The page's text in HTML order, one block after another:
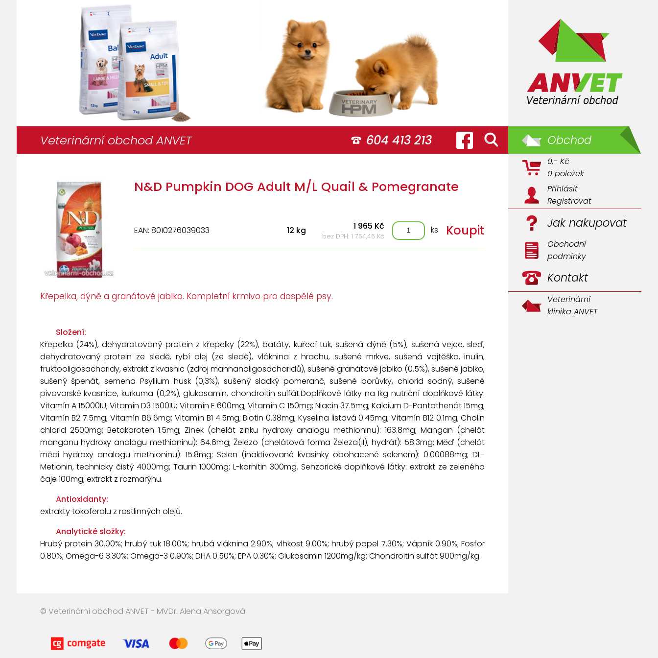
Veterinární obchod ANVET 604 413 213 Obchod
0,- Kč
0 položek
Přihlásit
Registrovat
Jak nakupovat
Obchodní
podmínky
Kontakt
Veterinární
klinika ANVET
N&D Pumpkin DOG Adult M/L Quail & Pomegranate
EAN: 8010276039033 12 kg 1 965 Kč
bez DPH: 1 754,46 Kč
ks Koupit
Křepelka, dýně a granátové jablko. Kompletní krmivo pro dospělé psy.
Složení:
Křepelka (24%), dehydratovaný protein z křepelky (22%), batáty, kuřecí tuk, sušená dýně (5%), sušená vejce, sleď,
dehydratovaný protein ze sledě, rybí olej (ze sledě), vláknina z hrachu, sušené mrkve, sušená vojtěška, inulin,
fruktooligosacharidy, extrakt z kvasnic (zdroj mannanoligosacharidů), sušené granátové jablko (0.5%), sušené jablko,
sušený špenát, semena Psyllium husk (0,3%), sušený sladký pomeranč, sušené borůvky, chlorid sodný, sušené
pivovarské kvasnice, kurkuma (0,2%), glukosamin, chondroitin sulfát.Doplňkové látky na 1kg nutriční doplňkové látky:
Vitamín A 15000IU; Vitamín D3 1500IU; Vitamín E 600mg; Vitamín C 150mg; Niacin 37.5mg; Kalcium D-Pantothenát 15mg;
Vitamín B2 7.5mg; Vitamín B6 6mg; Vitamín B1 4.5mg; Biotin 0.38mg; Kyselina listová 0.45mg; Vitamín B12 0.1mg; Cholin
chlorid 2500mg; Betakaroten 1.5mg; Zinek (chelát zinku hydroxy analogu methioninu): 163.8mg; Mangan (chelát
manganu hydroxy analogu methioninu): 64.6mg; Železo (chelátová forma Železa(II), hydrát): 58.3mg; Měď (chelát
mědi hydroxy analogu methioninu): 15.8mg; Selen (inaktivované kvasinky obohacené selenem): 0.00088mg; DL-
Metionin, technicky čistý 4000mg; Taurin 1000mg; L-karnitin 300mg. Senzorické doplňkové látky: extrakt ze zeleného
čaje 100mg; extrakt z rozmarýnu.
Antioxidanty:
extrakty tokoferolu z rostlinných olejů.
Analytické složky:
Hrubý protein 30.00%; hrubý tuk 18.00%; hrubá vláknina 2.90%; vlhkost 9.00%; hrubý popel 7.30%; Vápník 0.90%; Fosfor
0.80%; Omega-6 3.30%; Omega-3 0.90%; DHA 0.50%; EPA 0.30%; Glukosamin 1200mg/kg; Chondroitin sulfát 900mg/kg.
© Veterinární obchod ANVET - MVDr. Alena Ansorgová